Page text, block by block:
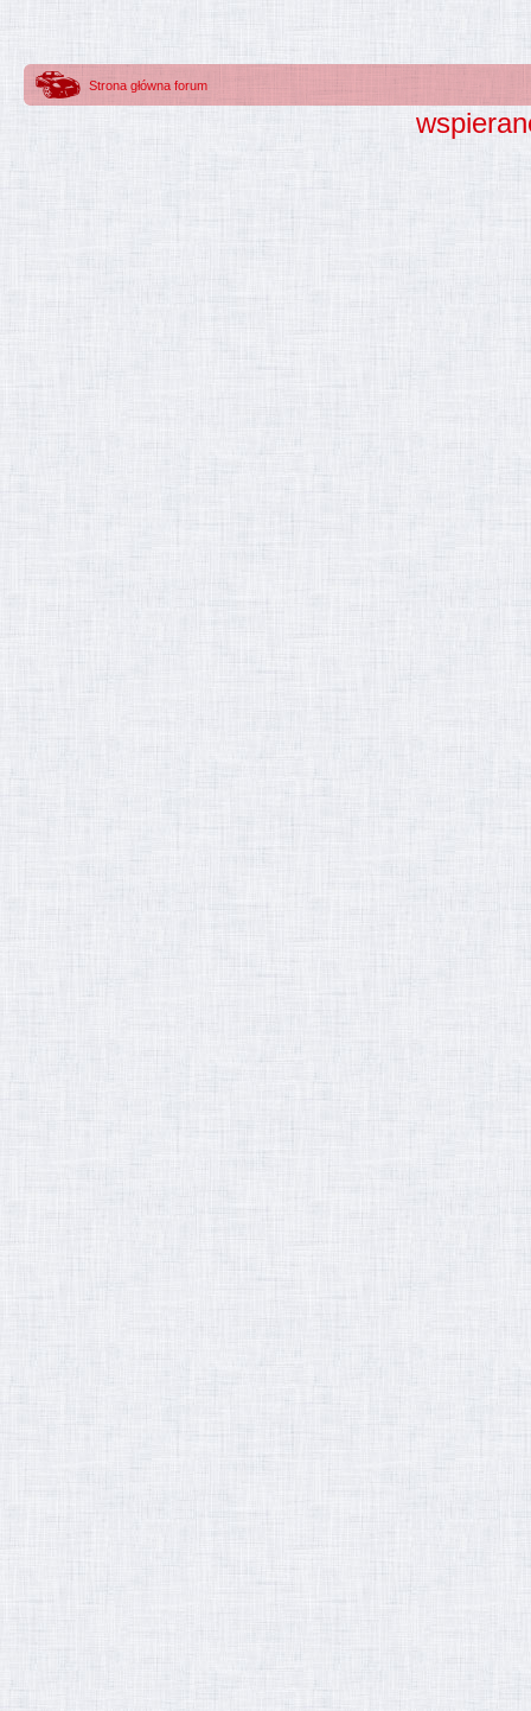
Strona główna forum